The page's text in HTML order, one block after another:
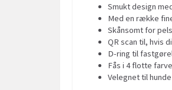
Smukt design
Med en række
Skånsomt for
QR scan til, hvis
D-ring til
Fås i 4 flotte
Velegnet til